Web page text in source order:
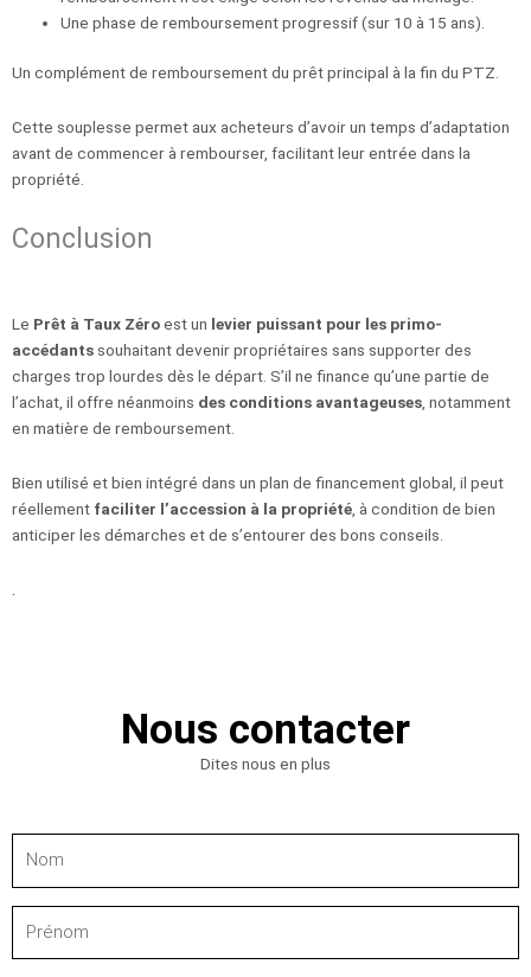
Une phase de remboursement progressif (sur 10 à 15 ans).
Un complément de remboursement du prêt principal à la fin du PTZ.
Cette souplesse permet aux acheteurs d’avoir un temps d’adaptation
avant de commencer à rembourser, facilitant leur entrée dans la
propriété.
Conclusion
Le Prêt à Taux Zéroest un levier puissant pour les primo-
accédants souhaitant devenir propriétaires sans supporter des
charges trop lourdes dès le départ. S’il ne finance qu’une partie de
l’achat, il offre néanmoins des conditions avantageuses , notamment
en matière de remboursement.
Bien utilisé et bien intégré dans un plan de financement global, il peut
réellement faciliter l’accession à la propriété , à condition de bien
anticiper les démarches et de s’entourer des bons conseils.
.
Nous contacter
Dites nous en plus